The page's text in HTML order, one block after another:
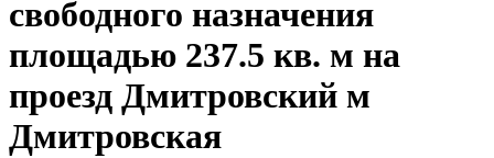
свободного назначения
площадью 237.5 кв. м на
проезд Дмитровский м
Дмитровская